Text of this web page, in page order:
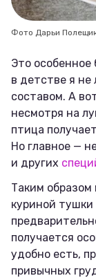
Фото Дарьи
Это особенное
в детстве я не
составом. А
несмотря на
птица
Но главное —
и других
Таким
куриной
получается
удобно есть,
привычных